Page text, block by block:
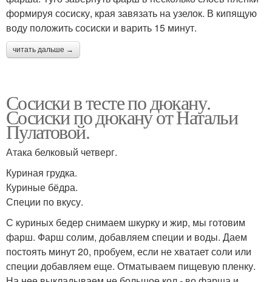
формируя сосиску, края завязать на узелок. В кипящую
воду положить сосиски и варить 15 минут.
читать дальше →
Сосиски в тесте по дюкану.
Сосиски по дюкану от Натальи
Пулатовой.
Атака белковый четверг.
Куриная грудка.
Куриные бёдра.
Специи по вкусу.
С куриных бедер снимаем шкурку и жир, мы готовим
фарш. Фарш солим, добавляем специи и воды. Даем
постоять минут 20, пробуем, если не хватает соли или
специи добавляем еще. Отматываем пищевую пленку.